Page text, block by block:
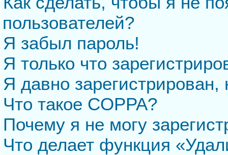
пользователей?
Я забыл пароль!
Я только что
Я давно
Что такое COPPA?
Почему я не могу
Что делает функция